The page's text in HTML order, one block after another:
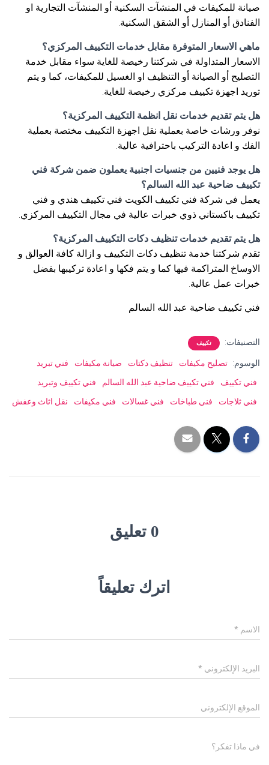
صيانة للمكيفات في المنشآت السكنية أو المنشآت التجارية او
الفنادق أو المنازل أو الشقق السكنية.
ماهي الاسعار المتوفرة مقابل خدمات التكييف المركزي؟
الاسعار المتداولة في شركتنا رخيصة للغاية سواء مقابل خدمة
التصليح أو الصيانة أو التنظيف او الغسيل للمكيفات، كما و يتم
توريد اجهزة تكييف مركزي رخيصة للغاية.
هل يتم تقديم خدمات نقل انظمة التكييف المركزية؟
نوفر ورشات خاصة بعملية نقل اجهزة التكييف مختصة بعملية
الفك و اعادة التركيب باحترافية عالية.
هل يوجد فنيين من جنسيات اجنبية يعملون ضمن شركة فني
تكييف ضاحية عبد الله السالم؟
يعمل في شركة فني تكييف الكويت فني تكييف هندي و فني
تكييف باكستاني ذوي خبرات عالية في مجال التكييف المركزي.
هل يتم تقديم خدمات تنظيف دكات التكييف المركزية؟
تقدم شركتنا خدمة تنظيف دكات التكييف و ازالة كافة العوالق و
الاوساخ المتراكمة فيها كما و يتم فكها و اعادة تركيبها بفضل
خبرات عمل عالية.
فني تكييف ضاحية عبد الله السالم
التصنيفات: تكييف
الوسوم: تصليح مكيفات تنظيف دكتات صيانة مكيفات
فني تبريد
فني تكييف
فني تكييف ضاحية عبد الله السالم
فني تكييف وتبريد
فني ثلاجات
فني طباخات فني غسالات فني مكيفات نقل اثاث وعفش
0 تعليق
اترك تعليقاً
الاسم *
البريد الإلكتروني *
الموقع الإلكتروني
في ماذا تفكر؟